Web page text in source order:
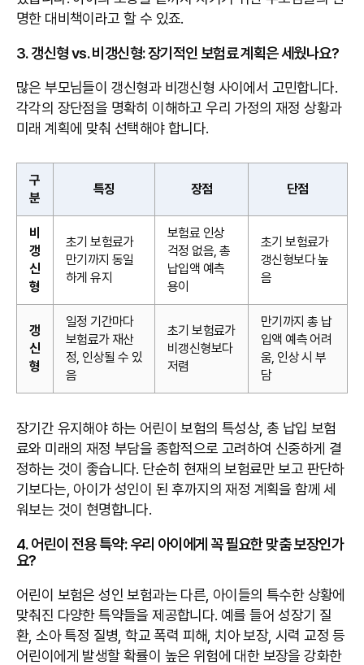
명한 대비책이라고 할 수 있죠.
3. 갱신형 vs. 비갱신형: 장기적인 보험료 계획은 세웠나요?
많은 부모님들이 갱신형과 비갱신형 사이에서 고민합니다.
각각의 장단점을 명확히 이해하고 우리 가정의 재정 상황과
미래 계획에 맞춰 선택해야 합니다.
구
분
특징 장점 단점
비
갱
신
형
초기 보험료가
만기까지 동일
하게 유지
보험료 인상
걱정 없음, 총
납입액 예측
용이
초기 보험료가
갱신형보다 높
음
갱
신
형
일정 기간마다
보험료가 재산
정, 인상될 수 있
음
초기 보험료가
비갱신형보다
저렴
만기까지 총 납
입액 예측 어려
움, 인상 시 부
담
장기간 유지해야 하는 어린이 보험의 특성상, 총 납입 보험
료와 미래의 재정 부담을 종합적으로 고려하여 신중하게 결
정하는 것이 좋습니다. 단순히 현재의 보험료만 보고 판단하
기보다는, 아이가 성인이 된 후까지의 재정 계획을 함께 세
워보는 것이 현명합니다.
4. 어린이 전용 특약: 우리 아이에게 꼭 필요한 맞춤 보장인가
요?
어린이 보험은 성인 보험과는 다른, 아이들의 특수한 상황에
맞춰진 다양한 특약들을 제공합니다. 예를 들어 성장기 질
환, 소아 특정 질병, 학교 폭력 피해, 치아 보장, 시력 교정 등
어린이에게 발생할 확률이 높은 위험에 대한 보장을 강화한